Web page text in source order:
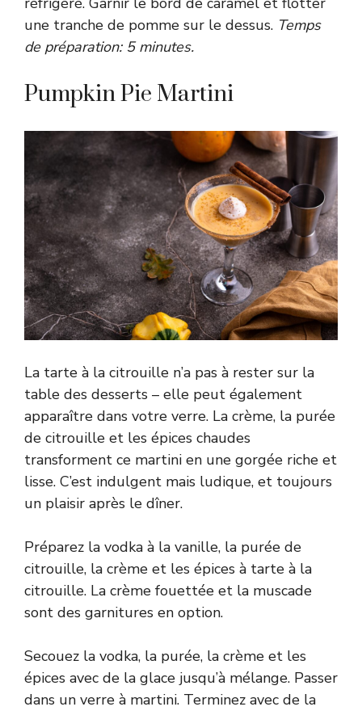
une tranche de pomme sur le dessus. Temps
de préparation: 5 minutes.
Pumpkin Pie Martini
La tarte à la citrouille n’a pas à rester sur la
table des desserts – elle peut également
apparaître dans votre verre. La crème, la purée
de citrouille et les épices chaudes
transforment ce martini en une gorgée riche et
lisse. C’est indulgent mais ludique, et toujours
un plaisir après le dîner.
Préparez la vodka à la vanille, la purée de
citrouille, la crème et les épices à tarte à la
citrouille. La crème fouettée et la muscade
sont des garnitures en option.
Secouez la vodka, la purée, la crème et les
épices avec de la glace jusqu’à mélange. Passer
dans un verre à martini. Terminez avec de la